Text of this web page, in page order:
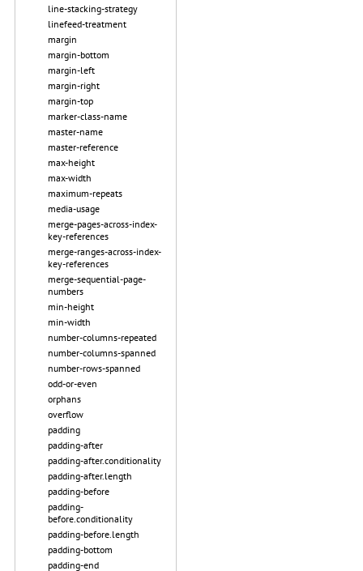
line-stacking-strategy
linefeed-treatment
margin
margin-bottom
margin-left
margin-right
margin-top
marker-class-name
master-name
master-reference
max-height
max-width
maximum-repeats
media-usage
merge-pages-across-index-
key-references
merge-ranges-across-index-
key-references
merge-sequential-page-
numbers
min-height
min-width
number-columns-repeated
number-columns-spanned
number-rows-spanned
odd-or-even
orphans
overflow
padding
padding-after
padding-after.conditionality
padding-after.length
padding-before
padding-
before.conditionality
padding-before.length
padding-bottom
padding-end